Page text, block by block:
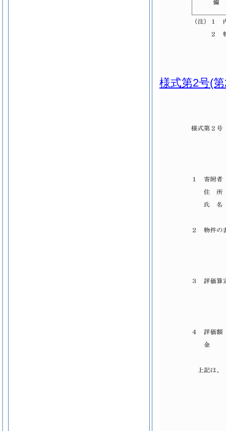
様式第2号(